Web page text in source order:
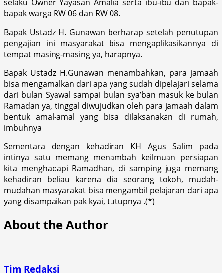
selaku Owner Yayasan Amalia serta ibu-ibu dan bapak-
bapak warga RW 06 dan RW 08.
Bapak Ustadz H. Gunawan berharap setelah penutupan
pengajian ini masyarakat bisa mengaplikasikannya di
tempat masing-masing ya, harapnya.
Bapak Ustadz H.Gunawan menambahkan, para jamaah
bisa mengamalkan dari apa yang sudah dipelajari selama
dari bulan Syawal sampai bulan sya’ban masuk ke bulan
Ramadan ya, tinggal diwujudkan oleh para jamaah dalam
bentuk amal-amal yang bisa dilaksanakan di rumah,
imbuhnya
Sementara dengan kehadiran KH Agus Salim pada
intinya satu memang menambah keilmuan persiapan
kita menghadapi Ramadhan, di samping juga memang
kehadiran beliau karena dia seorang tokoh, mudah-
mudahan masyarakat bisa mengambil pelajaran dari apa
yang disampaikan pak kyai, tutupnya .(*)
About the Author
Tim Redaksi